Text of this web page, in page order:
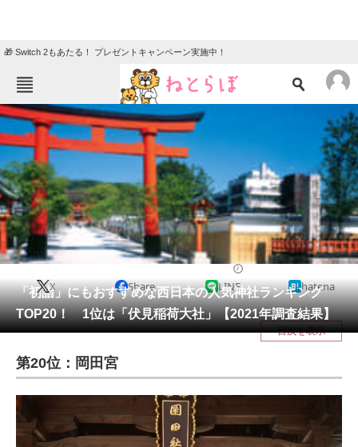
🎁 Switch 2もあたる！ プレゼントキャンペーン実施中！
ねとらぼメニュー
TOP ニュース
エンタメ クイズ
グルメ 地域
住まい 教育・育児
動物 リサーチ
会員記事
メディア
注目記事を集めた総合ページ
スマホと通信の最新トレンド
「初詣」にもおすすめな西日本の人気神社ランキング
TOP20！ 1位は「伏見稲荷大社」【2021年調査結果】
X Share LINE hatena
目次を表示
第20位：岡田宮